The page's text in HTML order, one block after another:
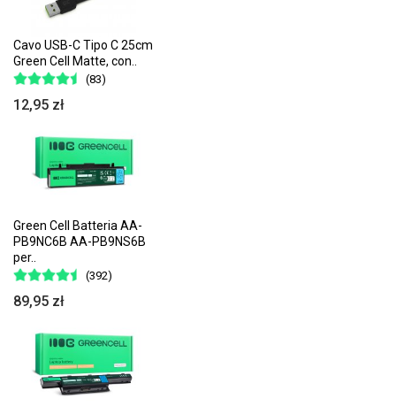
Cavo USB-C Tipo C 25cm
Green Cell Matte, con..
(83)
12,95 zł
Green Cell Batteria AA-
PB9NC6B AA-PB9NS6B
per..
(392)
89,95 zł